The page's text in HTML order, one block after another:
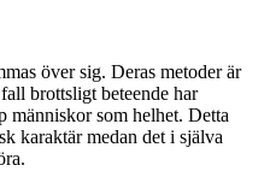
över sig. Deras metoder är
brottsligt beteende har
människor som helhet. Detta
karaktär medan det i själva